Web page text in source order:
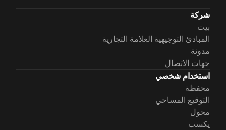
شركة
بيت
المبادئ التوجيهية العلامة التجارية
مدونة
جهات الاتصال
استخدام شخصي
محفظة
التوقيع المساحي
محول
يكسب